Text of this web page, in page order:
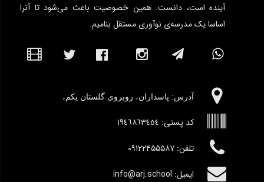
آینده است، دانست. همین خصوصیت باعث می‌شود تا آنرا
اساسا یک مدرسه‌ی نوآوری مستقل بنامیم.
آدرس:‌ پاسداران، روبروی گلستان یکم،
کد پستی: ١٩٤٦٨٦٣٤٥٤
تلفن: ۰۹۱۲۲۴۵۵۵۸۷
ایمیل: info@arj.school